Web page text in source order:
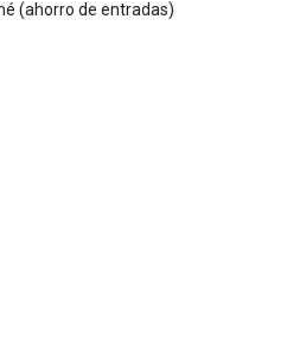
(ahorro de entradas)